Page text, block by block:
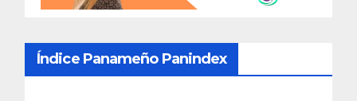
Índice Panameño Panindex